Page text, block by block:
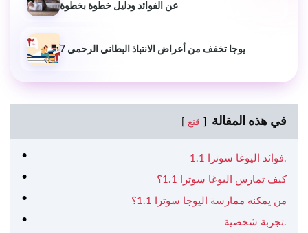
عن الفوائد ودليل خطوة بخطوة
7 يوجا تخفف من أعراض الانتباذ البطاني الرحمي
في هذه المقالة قنع
فوائد اليوغا سوترا 1.1.
كيف تمارس اليوغا سوترا 1.1؟
من يمكنه ممارسة اليوجا سوترا 1.1؟
تجربة شخصية.